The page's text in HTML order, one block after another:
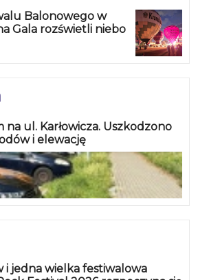
Balonowego w
Gala rozświetli niebo
na ul. Karłowicza. Uszkodzono
i elewację
i jedna wielka festiwalowa